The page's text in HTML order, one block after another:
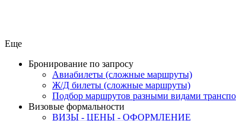
Еще
Бронирование по запросу
Авиабилеты (сложные маршруты)
Ж/Д билеты (сложные маршруты)
Подбор маршрутов разными видами
Визовые формальности
ВИЗЫ - ЦЕНЫ - ОФОРМЛЕНИЕ